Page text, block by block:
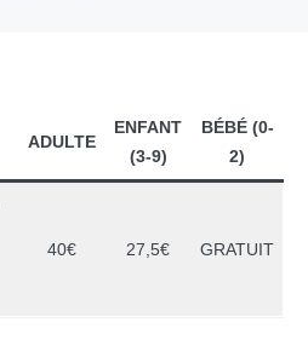
ADULTE
ENFANT
(3-9)
BÉBÉ (0-
2)
40€ 27,5€ GRATUIT